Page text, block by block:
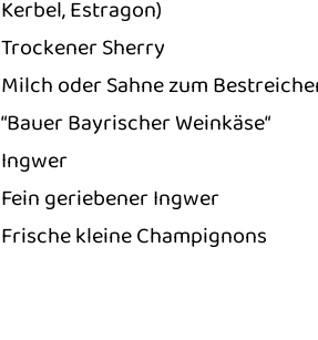
Kerbel, Estragon)
Trockener Sherry
Milch oder Sahne zum
“Bauer Bayrischer Weinkäse“
Ingwer
Fein geriebener Ingwer
Frische kleine Champignons